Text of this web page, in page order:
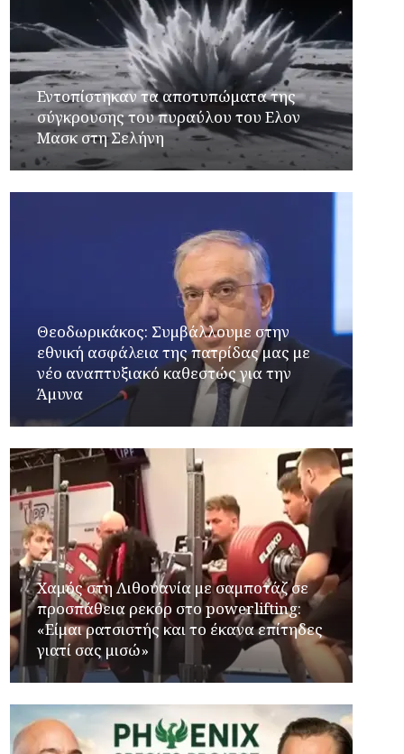
Εντοπίστηκαν τα αποτυπώματα της
σύγκρουσης του πυραύλου του Ελον
Μασκ στη Σελήνη
Θεοδωρικάκος: Συμβάλλουμε στην
εθνική ασφάλεια της πατρίδας μας με
νέο αναπτυξιακό καθεστώς για την
Άμυνα
Χαμός στη Λιθουανία με σαμποτάζ σε
προσπάθεια ρεκόρ στο powerlifting:
«Είμαι ρατσιστής και το έκανα επίτηδες
γιατί σας μισώ»